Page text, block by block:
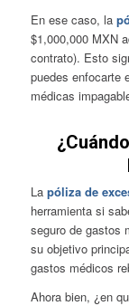
En ese caso, la
$1,000,000 MXN
contrato). Esto
puedes enfocarte
médicas
La póliza de
herramienta si
seguro de gastos
su objetivo
gastos médicos
Ahora bien, ¿en